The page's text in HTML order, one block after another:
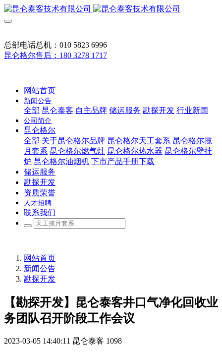
总部电话总机：010 5823 6996
昆仑格尔售后：180 3278 1717
网站首页
新闻公告
全部 昆仑泰客 自主品牌 储运服务 勘探开发 行业新闻
公司简介
昆仑格尔
全部 关于昆仑格尔品牌 昆仑格尔天工套系 昆仑格尔揽
月套系 昆仑格尔燃气灶 昆仑格尔热水器 昆仑格尔壁挂
炉 昆仑格尔油烟机 下市产品手册下载
储运服务
勘探开发
资质荣誉
人才招聘
联系我们
网站首页
新闻公告
勘探开发
【勘探开发】昆仑泰客井口气净化回收业
务团队召开阶段工作会议
2023-03-05 14:40:11 昆仑泰客 1098